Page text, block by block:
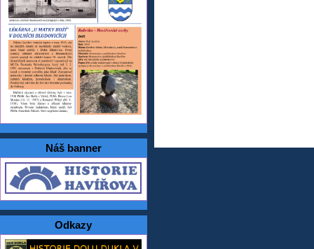
Náš banner
Odkazy